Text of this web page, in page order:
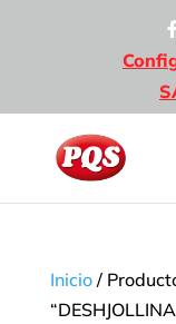
Inicio/